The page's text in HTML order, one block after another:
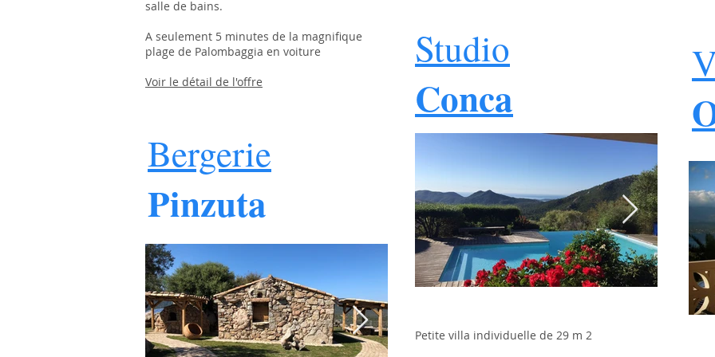
salle de bains.
A seulement 5 minutes de la magnifique
plage de Palombaggia en voiture
Voir le détail de l'offre
Bergerie
Pinzuta
Studio
Conca
corse du sud
Petite villa individuelle de 29 m 2